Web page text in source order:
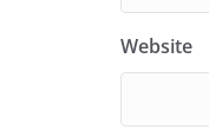
Website